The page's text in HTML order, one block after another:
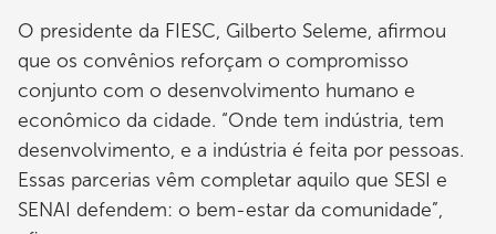
O presidente da FIESC, Gilberto Seleme, afirmou
que os convênios reforçam o compromisso
conjunto com o desenvolvimento humano e
econômico da cidade. “Onde tem indústria, tem
desenvolvimento, e a indústria é feita por pessoas.
Essas parcerias vêm completar aquilo que SESI e
SENAI defendem: o bem-estar da comunidade”,